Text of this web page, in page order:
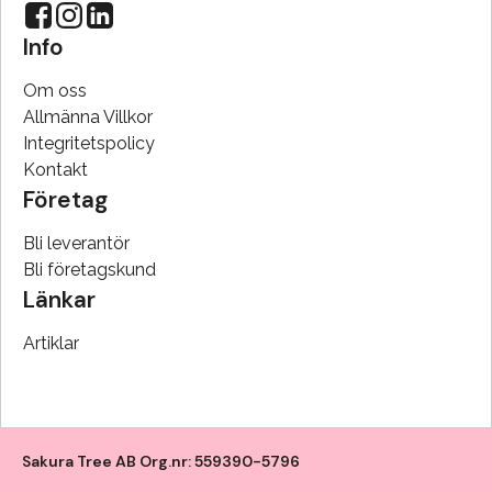
Info
Om oss
Allmänna Villkor
Integritetspolicy
Kontakt
Företag
Bli leverantör
Bli företagskund
Länkar
Artiklar
Sakura Tree AB Org.nr: 559390-5796